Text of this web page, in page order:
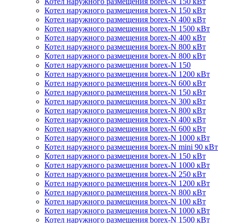
Котел наружного размещения borex-N 150 кВт
Котел наружного размещения borex-N 400 кВт
Котел наружного размещения borex-N 1500 кВт
Котел наружного размещения borex-N 400 кВт
Котел наружного размещения borex-N 800 кВт
Котел наружного размещения borex-N 800 кВт
Котел наружного размещения borex-N 150
Котел наружного размещения borex-N 1200 кВт
Котел наружного размещения borex-N 600 кВт
Котел наружного размещения borex-N 150 кВт
Котел наружного размещения borex-N 300 кВт
Котел наружного размещения borex-N 800 кВт
Котел наружного размещения borex-N 400 кВт
Котел наружного размещения borex-N 600 кВт
Котел наружного размещения borex-N 1000 кВт
Котел наружного размещения borex-N mini 90 кВт
Котел наружного размещения borex-N 150 кВт
Котел наружного размещения borex-N 1000 кВт
Котел наружного размещения borex-N 250 кВт
Котел наружного размещения borex-N 1200 кВт
Котел наружного размещения borex-N 800 кВт
Котел наружного размещения borex-N 100 кВт
Котел наружного размещения borex-N 1000 кВт
Котел наружного размещения borex-N 1500 кВт